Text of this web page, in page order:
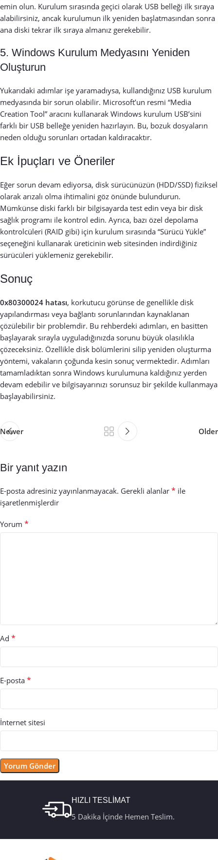
emin olun. Kurulum sırasında geçici olarak USB belleği ilk sıraya
alabilirsiniz, ancak kurulumun ilk yeniden başlatmasından sonra
ana diski tekrar ilk sıraya almanız gerekebilir.
5. Windows Kurulum Medyasını Yeniden
Oluşturun
Yukarıdaki adımlar işe yaramadıysa, kullandığınız USB kurulum
medyasında bir sorun olabilir. Microsoft’un resmi “Media
Creation Tool” aracını kullanarak Windows kurulum USB’sini
farklı bir USB belleğe yeniden hazırlayın. Bu, bozuk dosyaların
neden olduğu sorunları ortadan kaldıracaktır.
Ek İpuçları ve Öneriler
Eğer sorun devam ediyorsa, disk sürücünüzün (HDD/SSD) fiziksel
olarak arızalı olma ihtimalini göz önünde bulundurun.
Mümkünse diski farklı bir bilgisayarda test edin veya bir disk
sağlık programı ile kontrol edin. Ayrıca, bazı özel depolama
kontrolcüleri (RAID gibi) için kurulum sırasında “Sürücü Yükle”
seçeneğini kullanarak üreticinin web sitesinden indirdiğiniz
sürücüleri yüklemeniz gerekebilir.
Sonuç
0x80300024 hatası, korkutucu görünse de genellikle disk
yapılandırması veya bağlantı sorunlarından kaynaklanan
çözülebilir bir problemdir. Bu rehberdeki adımları, en basitten
başlayarak sırayla uyguladığınızda sorunu büyük olasılıkla
çözeceksiniz. Özellikle disk bölümlerini silip yeniden oluşturma
yöntemi, vakaların çoğunda kesin sonuç vermektedir. Adımları
tamamladıktan sonra Windows kurulumuna kaldığınız yerden
devam edebilir ve bilgisayarınızı sorunsuz bir şekilde kullanmaya
başlayabilirsiniz.
Newer Older
Bir yanıt yazın
E-posta adresiniz yayınlanmayacak. Gerekli alanlar * ile
işaretlenmişlerdir
Yorum *
Ad *
E-posta *
İnternet sitesi
HIZLI TESLİMAT
5 Dakika İçinde Hemen Teslim.